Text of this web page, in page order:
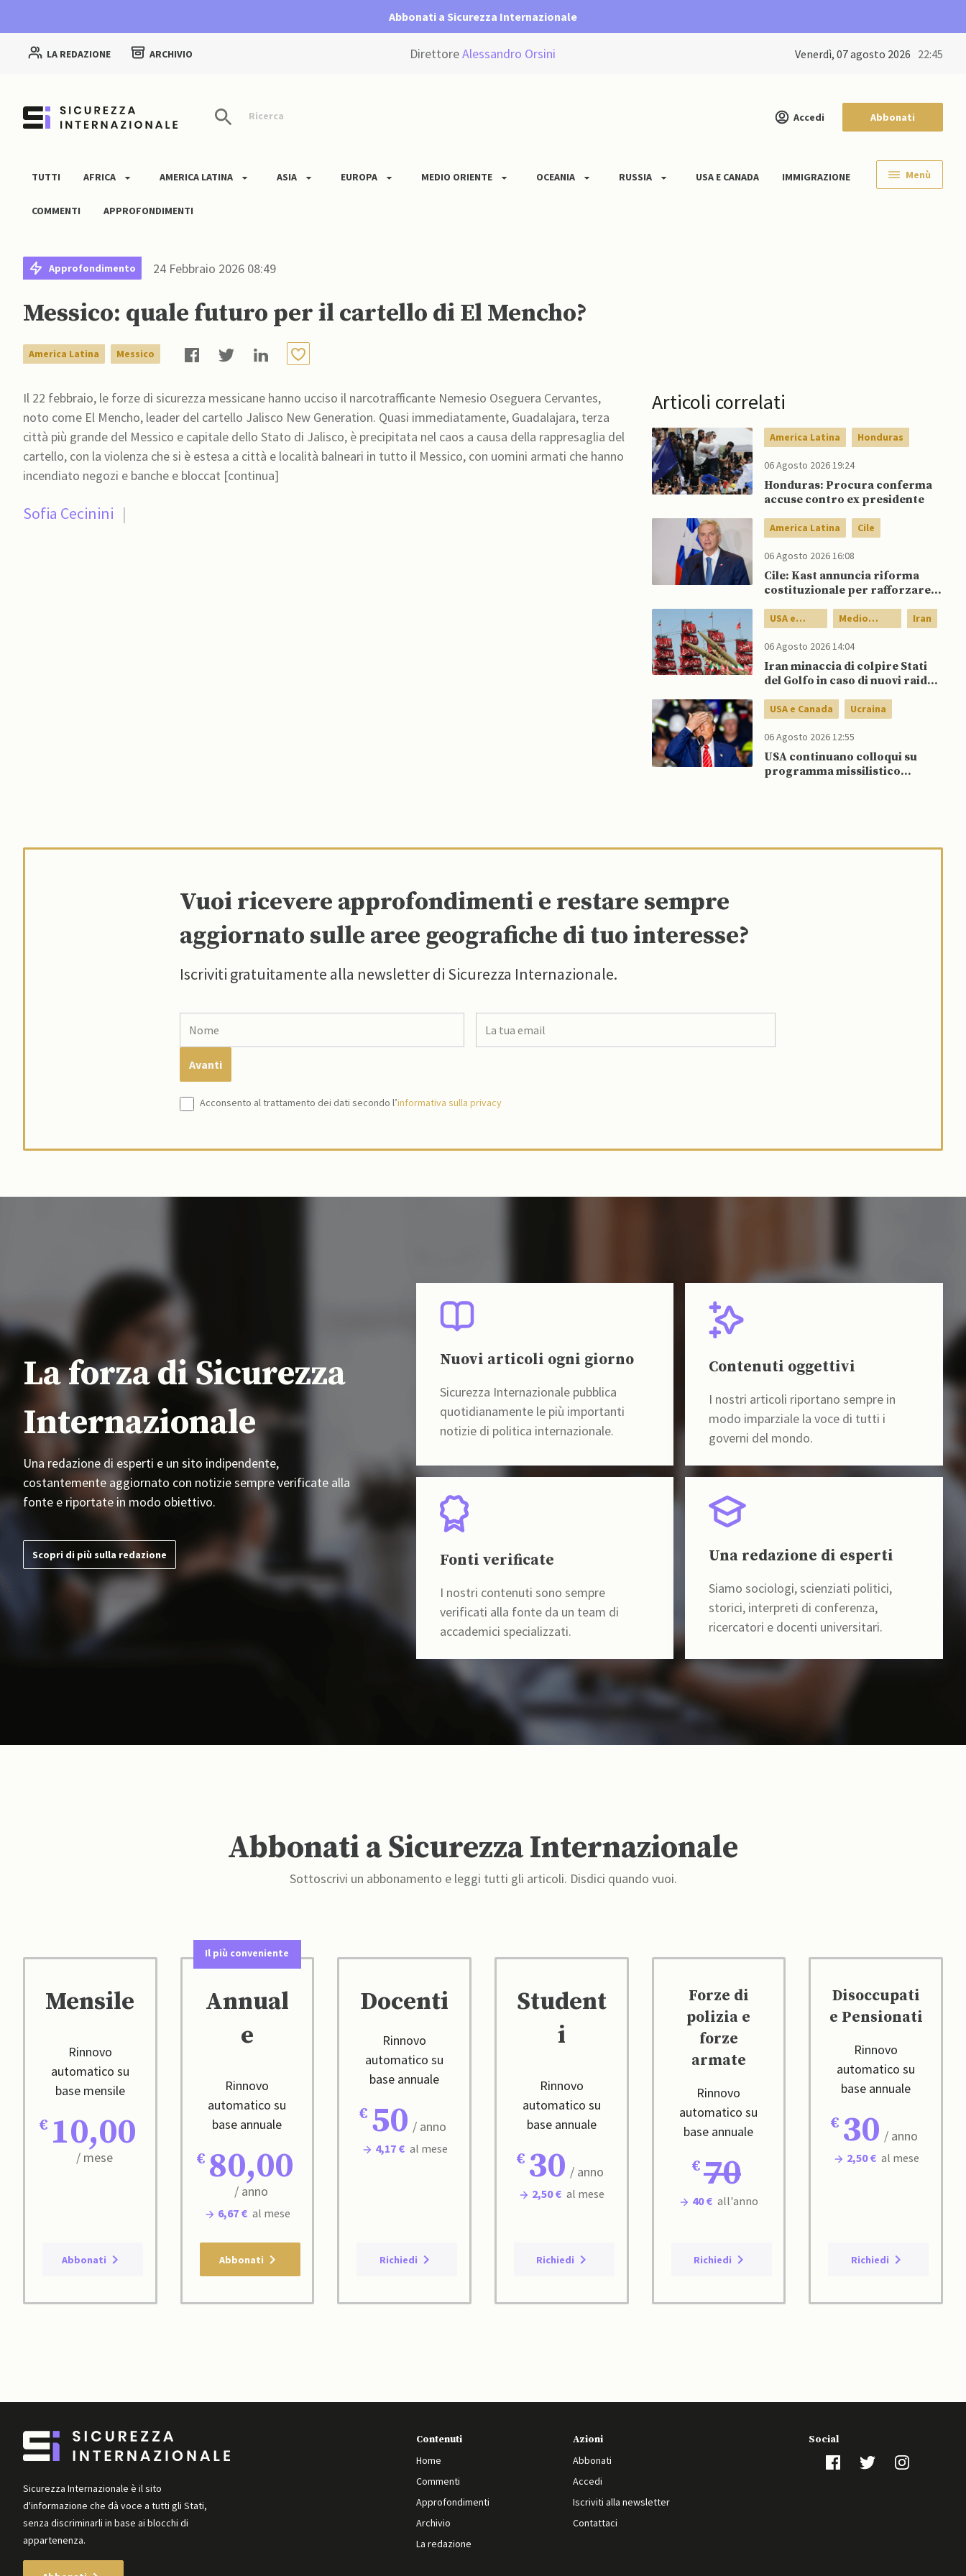
Abbonati a Sicurezza Internazionale
LA REDAZIONE ARCHIVIO DirettoreAlessandro Orsini venerdì, 07 agosto 2026 22:45
Ricerca Accedi Abbonati
TUTTI AFRICA AMERICA LATINA ASIA EUROPA MEDIO ORIENTE OCEANIA RUSSIA USA E CANADA IMMIGRAZIONE
COMMENTI APPROFONDIMENTI
Menù
Approfondimento 24 Febbraio 2026 08:49
Messico: quale futuro per il cartello di El Mencho?
America Latina Messico
Il 22 febbraio, le forze di sicurezza messicane hanno ucciso il narcotrafficante Nemesio Oseguera Cervantes,
noto come El Mencho, leader del cartello Jalisco New Generation. Quasi immediatamente, Guadalajara, terza
città più grande del Messico e capitale dello Stato di Jalisco, è precipitata nel caos a causa della rappresaglia del
cartello, con la violenza che si è estesa a città e località balneari in tutto il Messico, con uomini armati che hanno
incendiato negozi e banche e bloccat [continua]
Sofia Cecinini |
Articoli correlati
America Latina Honduras
06 Agosto 2026 19:24
Honduras: Procura conferma
accuse contro ex presidente
America Latina Cile
06 Agosto 2026 16:08
Cile: Kast annuncia riforma
costituzionale per rafforzare la
USA e
Canada
Medio
Oriente
Iran
06 Agosto 2026 14:04
Iran minaccia di colpire Stati
del Golfo in caso di nuovi raid
USA e Canada Ucraina
06 Agosto 2026 12:55
USA continuano colloqui su
programma missilistico
Vuoi ricevere approfondimenti e restare sempre
aggiornato sulle aree geografiche di tuo interesse?
Iscriviti gratuitamente alla newsletter di Sicurezza Internazionale.
Acconsento al trattamento dei dati secondo l’informativa sulla privacy
La forza di Sicurezza
Internazionale
Una redazione di esperti e un sito indipendente,
costantemente aggiornato con notizie sempre verificate alla
fonte e riportate in modo obiettivo.
Scopri di più sulla redazione
Nuovi articoli ogni giorno
Sicurezza Internazionale pubblica
quotidianamente le più importanti
notizie di politica internazionale.
Contenuti oggettivi
I nostri articoli riportano sempre in
modo imparziale la voce di tutti i
governi del mondo.
Fonti verificate
I nostri contenuti sono sempre
verificati alla fonte da un team di
accademici specializzati.
Una redazione di esperti
Siamo sociologi, scienziati politici,
storici, interpreti di conferenza,
ricercatori e docenti universitari.
Abbonati a Sicurezza Internazionale
Sottoscrivi un abbonamento e leggi tutti gli articoli. Disdici quando vuoi.
Mensile
Rinnovo
automatico su
base mensile
10,00
/ mese
Abbonati
Il più conveniente
Annual
e
Rinnovo
automatico su
base annuale
80,00
/ anno
6,67 € al mese
Abbonati
Docenti
Rinnovo
automatico su
base annuale
50 / anno
4,17 € al mese
Richiedi
Student
i
Rinnovo
automatico su
base annuale
30 / anno
2,50 € al mese
Richiedi
Forze di
polizia e
forze
armate
Rinnovo
automatico su
base annuale
70
40 € all'anno
Richiedi
Disoccupati
e Pensionati
Rinnovo
automatico su
base annuale
30 / anno
2,50 € al mese
Richiedi
Sicurezza Internazionale è il sito
d'informazione che dà voce a tutti gli Stati,
senza discriminarli in base ai blocchi di
appartenenza.
Contenuti
Home
Commenti
Approfondimenti
Archivio
La redazione
Azioni
Abbonati
Accedi
Iscriviti alla newsletter
Contattaci
Social